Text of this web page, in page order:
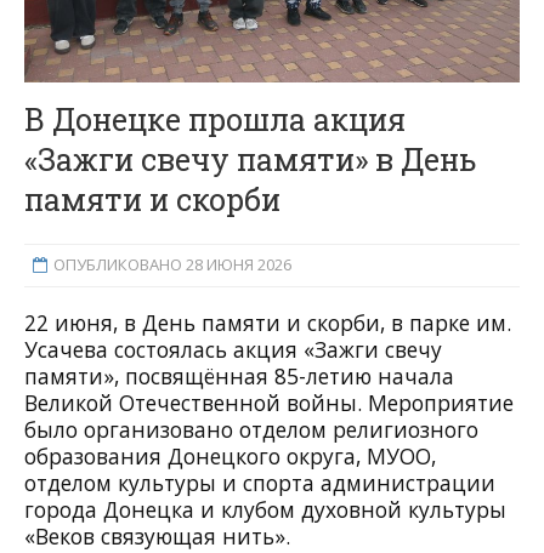
В Донецке прошла акция
«Зажги свечу памяти» в День
памяти и скорби
ОПУБЛИКОВАНО 28 ИЮНЯ 2026
22 июня, в День памяти и скорби, в парке им.
Усачева состоялась акция «Зажги свечу
памяти», посвящённая 85-летию начала
Великой Отечественной войны. Мероприятие
было организовано отделом религиозного
образования Донецкого округа, МУОО,
отделом культуры и спорта администрации
города Донецка и клубом духовной культуры
«Веков связующая нить».